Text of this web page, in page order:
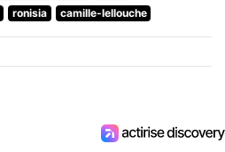
ronisia camille-lellouche